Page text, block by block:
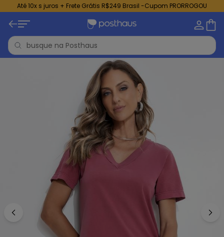
Até 10x s juros + Frete Grátis R$249 Brasil -Cupom PRORROGOU